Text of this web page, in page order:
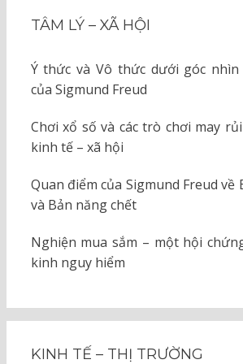
TÂM LÝ – XÃ HỘI
Ý thức và Vô thức dưới góc
của Sigmund Freud
Chơi xổ số và các trò chơi may
kinh tế – xã hội
Quan điểm của Sigmund Freud về
và Bản năng chết
Nghiện mua sắm – một hội
kinh nguy hiểm
KINH TẾ – THỊ TRƯỜNG